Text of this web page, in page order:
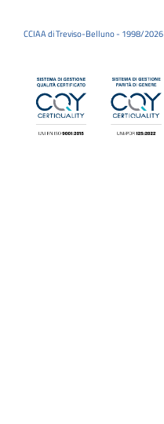
CCIAA di Treviso-Belluno - 1998/2026